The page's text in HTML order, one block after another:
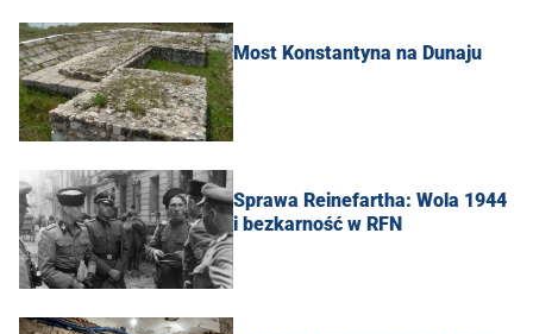
Most Konstantyna na Dunaju
Sprawa Reinefartha: Wola 1944
i bezkarność w RFN